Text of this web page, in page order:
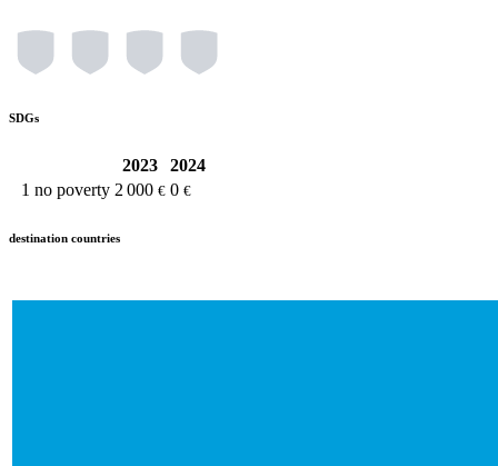
SDGs
2023
2024
1 no poverty 2 000 € 0 €
destination countries